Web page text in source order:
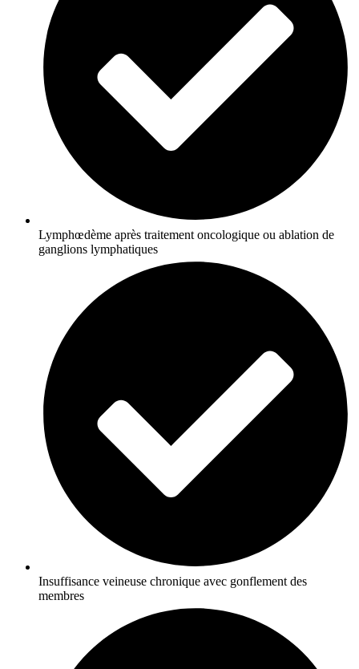
Lymphœdème après traitement oncologique ou ablation de
ganglions lymphatiques
Insuffisance veineuse chronique avec gonflement des
membres